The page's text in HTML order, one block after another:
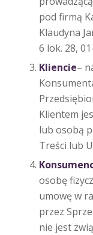
pod firmą
Klaudyna
6 lok. 28,
Kliencie–
Klientem
lub osobą
Treści lub
osobę
umowę w
przez
nie jest